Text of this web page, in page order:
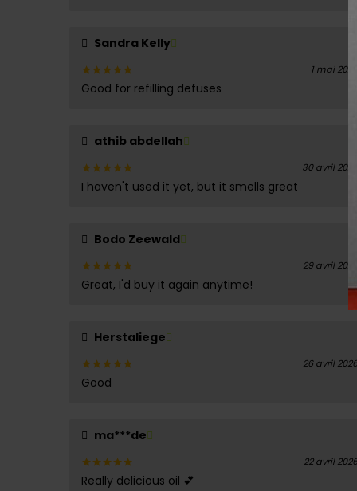
Sandra Kelly
Note 5
1 mai 2026
Good for refilling defuses
athib abdellah
Note5
30 avril 2026
I haven't used it yet, but it smells great
Bodo Zeewald
Note
29 avril 2026
Great, I'd buy it again anytime!
Herstaliege
Note
26 avril 2026
Good
ma***de
Note5
22 avril 2026
Really delicious oil 💕